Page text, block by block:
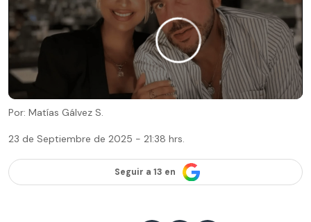
Por: Matías Gálvez S.
23 de Septiembre de 2025 - 21:38 hrs.
Seguir a 13 en